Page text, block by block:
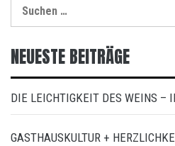
nach:
NEUESTE BEITRÄGE
DIE LEICHTIGKEIT DES WEINS –
GASTHAUSKULTUR +